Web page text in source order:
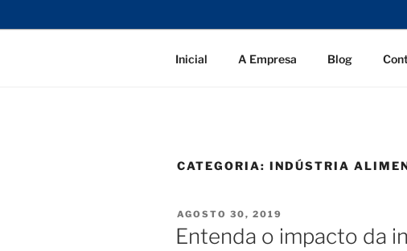
Inicial A Empresa Blog
CATEGORIA: INDÚSTRIA
PUBLICADO
EM
AGOSTO 30, 2019
Entenda o impacto da